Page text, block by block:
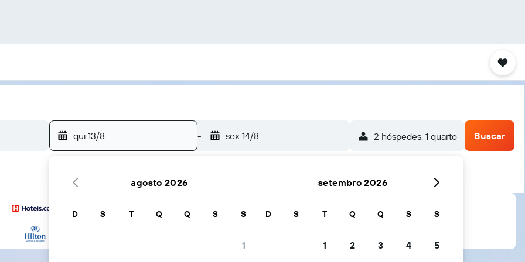
qui 13/8 - sex 14/8 2 hóspedes, 1 quarto Buscar
agosto 2026
D S T Q Q S S
1
setembro 2026
D S T Q Q S S
1 2 3 4 5